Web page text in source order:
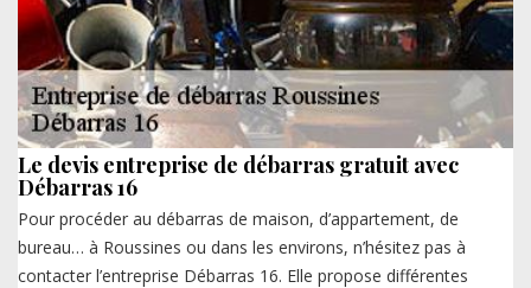
Le devis entreprise de débarras gratuit avec
Débarras 16
Pour procéder au débarras de maison, d’appartement, de
bureau… à Roussines ou dans les environs, n’hésitez pas à
contacter l’entreprise Débarras 16. Elle propose différentes